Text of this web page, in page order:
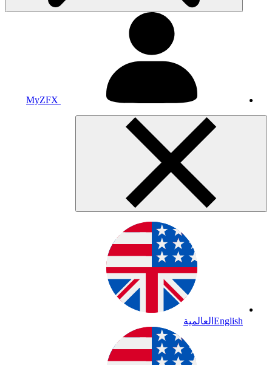
MyZFX
English العالمية